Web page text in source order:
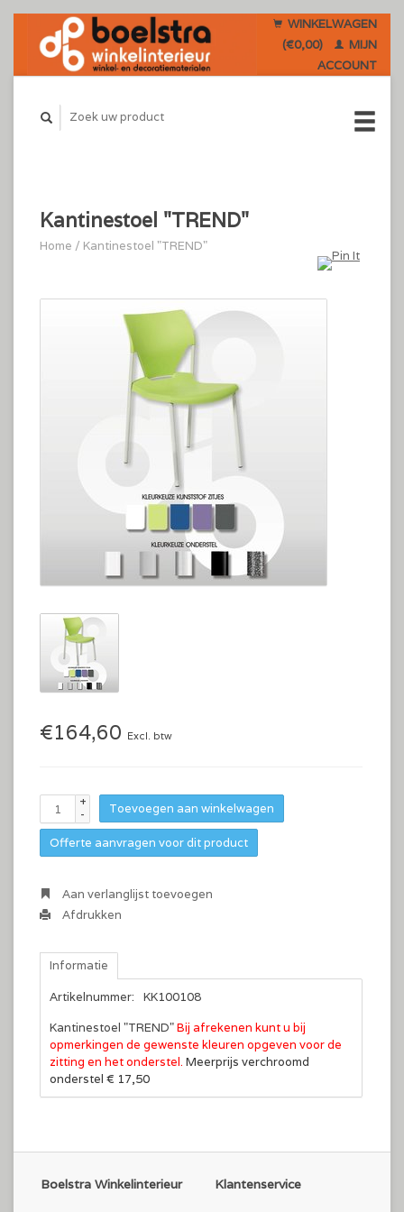
WINKELWAGEN
(€0,00)
MIJN
ACCOUNT
Kantinestoel "TREND"
Home / Kantinestoel "TREND"
€164,60 Excl. btw
+
-
Toevoegen aan winkelwagen
Offerte aanvragen voor dit product
Aan verlanglijst toevoegen
Afdrukken
Informatie
Artikelnummer:
KK100108
Kantinestoel "TREND"Bij afrekenen kunt u bij
opmerkingen de gewenste kleuren opgeven voor de
zitting en het onderstel. Meerprijs verchroomd
onderstel € 17,50
Boelstra Winkelinterieur Klantenservice